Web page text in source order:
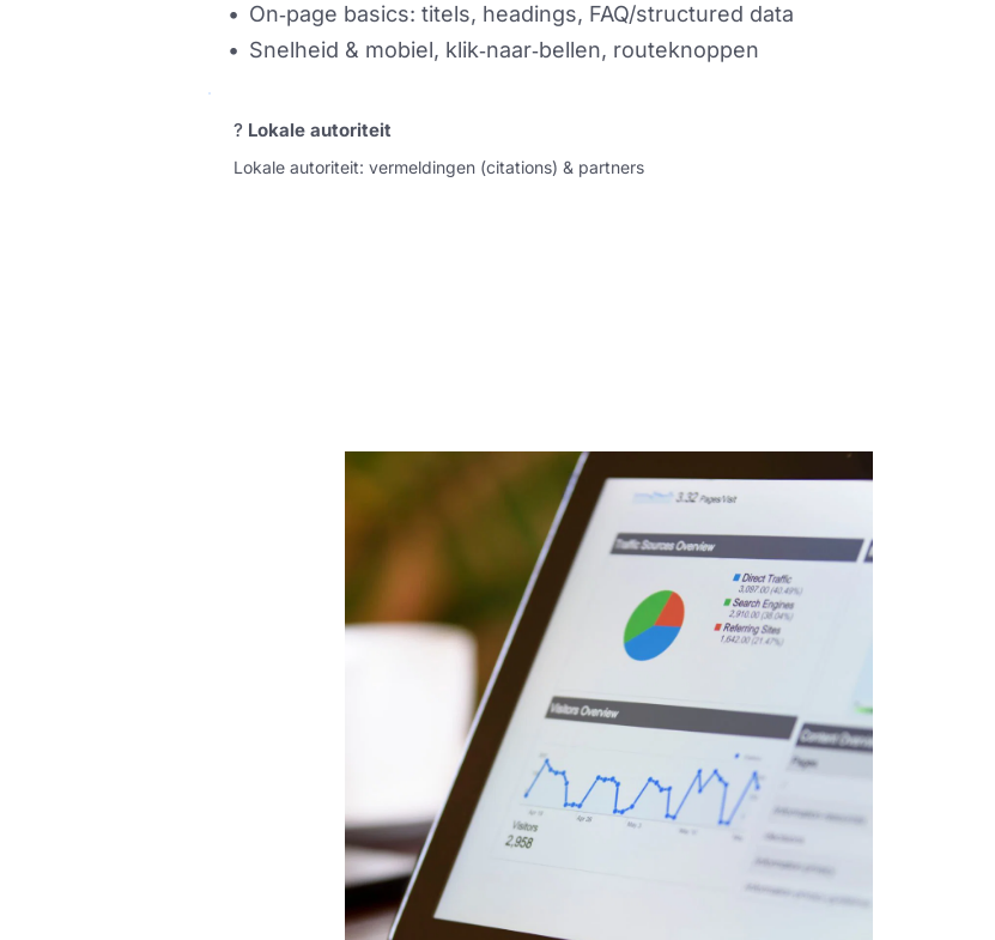
On‑page basics: titels, headings, FAQ/structured data
Snelheid & mobiel, klik‑naar‑bellen, routeknoppen
? Lokale autoriteit
Lokale autoriteit: vermeldingen (citations) & partners